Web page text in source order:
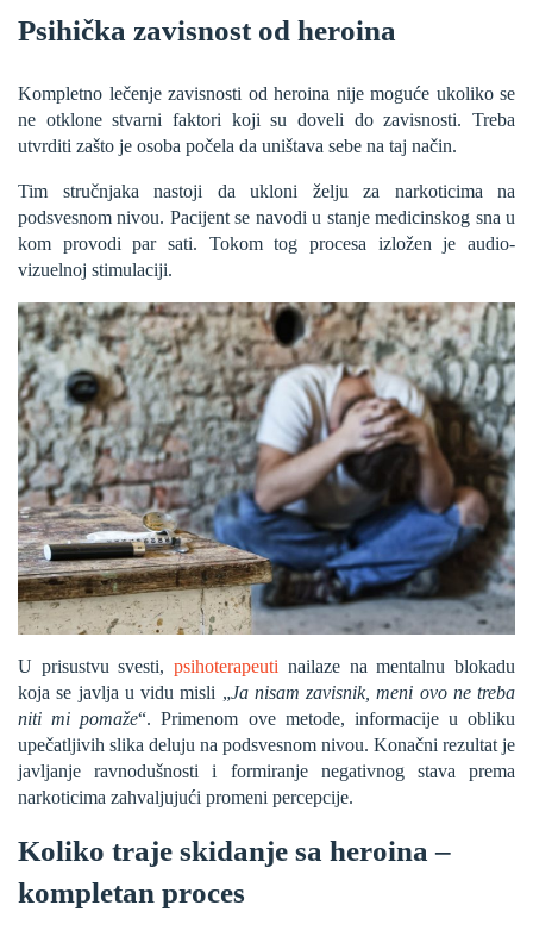
Psihička zavisnost od heroina
Kompletno lečenje zavisnosti od heroina nije moguće ukoliko se
ne otklone stvarni faktori koji su doveli do zavisnosti. Treba
utvrditi zašto je osoba počela da uništava sebe na taj način.
Tim stručnjaka nastoji da ukloni želju za narkoticima na
podsvesnom nivou. Pacijent se navodi u stanje medicinskog sna u
kom provodi par sati. Tokom tog procesa izložen je audio-
vizuelnoj stimulaciji.
U prisustvu svesti,psihoterapeuti nailaze na mentalnu blokadu
koja se javlja u vidu misli „Ja nisam zavisnik, meni ovo ne treba
niti mi pomaže“. Primenom ove metode, informacije u obliku
upečatljivih slika deluju na podsvesnom nivou. Konačni rezultat je
javljanje ravnodušnosti i formiranje negativnog stava prema
narkoticima zahvaljujući promeni percepcije.
Koliko traje skidanje sa heroina –
kompletan proces